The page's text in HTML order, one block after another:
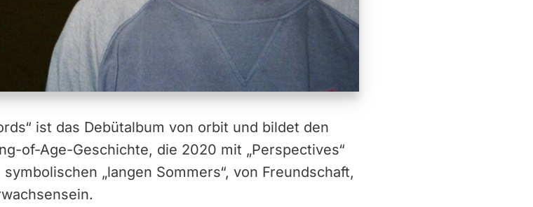
ist das Debütalbum von orbit und bildet den
of-Age-Geschichte, die 2020 mit „Perspectives“
„langen Sommers“, von Freundschaft,